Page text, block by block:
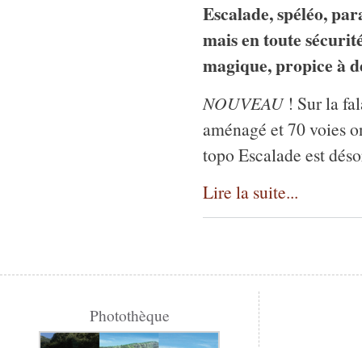
Escalade, spéléo,
mais en toute
magique, propice à
NOUVEAU ! Sur la
aménagé et 70 voies
topo Escalade est
Lire la suite...
Photothèque